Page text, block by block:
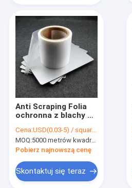
Anti Scraping Folia
ochronna z blachy CE
się do recyklingu dla
niepomalowanej stali
Cena:USD(0.03-5) / square meter
MOQ:5000 metrów kwadratowych, 10000 metrów kwadratowych z nadrukiem
Pobierz najnowszą cenę
Skontaktuj się teraz